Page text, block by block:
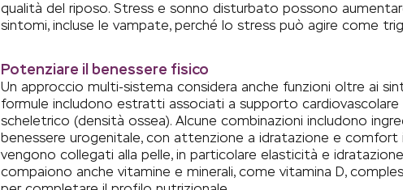
qualità del riposo. Stress e sonno disturbato possono
sintomi, incluse le vampate, perché lo stress può agire come
Potenziare il benessere fisico
Un approccio multi-sistema considera anche funzioni oltre ai
formule includono estratti associati a supporto cardiovascolare
scheletrico (densità ossea). Alcune combinazioni includono
benessere urogenitale, con attenzione a idratazione e comfort
vengono collegati alla pelle, in particolare elasticità e
compaiono anche vitamine e minerali, come vitamina D,